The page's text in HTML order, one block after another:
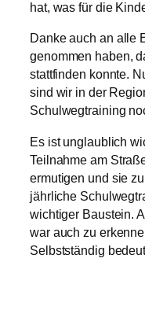
hat, was für die
Danke auch an alle
genommen haben,
stattfinden konnte.
sind wir in der
Schulwegtraining
Es ist unglaublich
Teilnahme am
ermutigen und sie
jährliche
wichtiger Baustein.
war auch zu
Selbstständig